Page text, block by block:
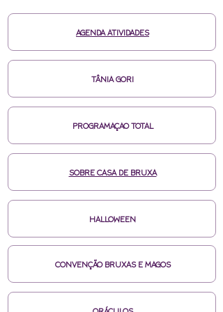
Reserve já sua matrícula, vagas limitadas
AGENDA ATIVIDADES
TÂNIA GORI
PROGRAMAÇAO TOTAL
SOBRE CASA DE BRUXA
HALLOWEEN
CONVENÇÃO BRUXAS E MAGOS